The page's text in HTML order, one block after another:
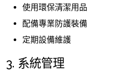
使用環保清潔用品
配備專業防護裝備
定期設備維護
3. 系統管理